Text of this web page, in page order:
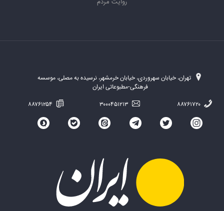
تهران، خیابان سهروردی، خیابان خرمشهر، نرسیده به مصلی، موسسه
فرهنگی-مطبوعاتی ایران